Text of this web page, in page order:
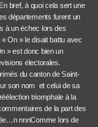
bref, à quoi cela sert une
départements furent un
à un échec lors des
On » le disait battu avec
» est donc bien un
électorales.
du canton de Saint-
son nom et celui de sa
triomphale à la
de la part des
nnnComme lors de